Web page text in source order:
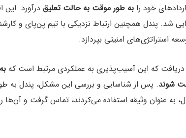
خود را به طور موقت به حالت تعلیق درآورد.
استراتژی‌های امنیتی بپردازد.
که این آسیب‌پذیری به عملکردی مرتبط است که
شوند. پس از شناسایی و بررسی این مشکل، پندل به
به عنوان وثیقه استفاده می‌کردند، تماس گرفت و آن‌ها